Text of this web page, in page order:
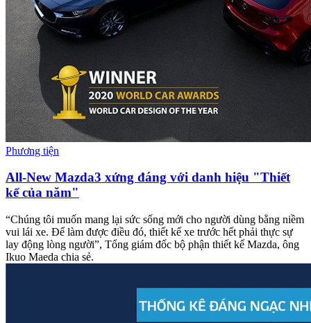
Phương tiện
All-New Mazda3 xứng đáng với danh hiệu "Thiết
kế của năm"
“Chúng tôi muốn mang lại sức sống mới cho người dùng bằng niềm
vui lái xe. Để làm được điều đó, thiết kế xe trước hết phải thực sự
lay động lòng người”, Tổng giám đốc bộ phận thiết kế Mazda, ông
Ikuo Maeda chia sẻ.